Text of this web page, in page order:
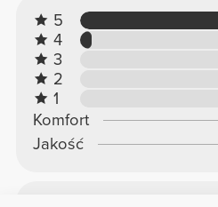
5
4
3
2
1
Komfort
Jakość